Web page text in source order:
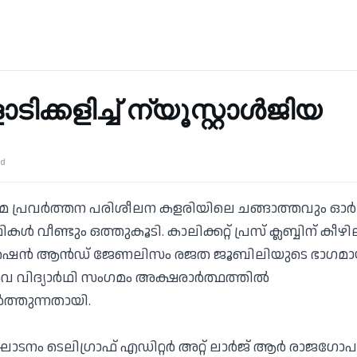
ന്യൂസ്റ്റാൾജിയ
പ്രവർത്തന പരിശീലന കളരിയിലെ ചങ്ങാത്തവും
വീണ്ടും ഒത്തുകൂടി. കാലിക്കറ്റ് പ്രസ് ക്ലബ്ബിന്
ആൻഡ് ജേണലിസം രജത ജൂബിലിയുടെ
വിദ്യാർഥി സംഗമം അക്ഷരാർത്ഥത്തിൽ
ടെലിഗ്രാഫ് എഡിറ്റർ അറ്റ് ലാർജ് ആർ